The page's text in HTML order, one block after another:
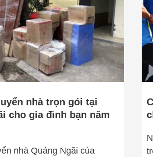
nhà trọn gói tại
cho gia đình bạn năm
nhà Quảng Ngãi của